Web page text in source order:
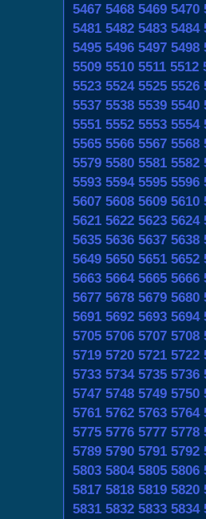
5467 5468 5469 5470
5481 5482 5483 5484
5495 5496 5497 5498
5509 5510 5511 5512
5523 5524 5525 5526
5537 5538 5539 5540
5551 5552 5553 5554
5565 5566 5567 5568
5579 5580 5581 5582
5593 5594 5595 5596
5607 5608 5609 5610
5621 5622 5623 5624
5635 5636 5637 5638
5649 5650 5651 5652
5663 5664 5665 5666
5677 5678 5679 5680
5691 5692 5693 5694
5705 5706 5707 5708
5719 5720 5721 5722
5733 5734 5735 5736
5747 5748 5749 5750
5761 5762 5763 5764
5775 5776 5777 5778
5789 5790 5791 5792
5803 5804 5805 5806
5817 5818 5819 5820
5831 5832 5833 5834